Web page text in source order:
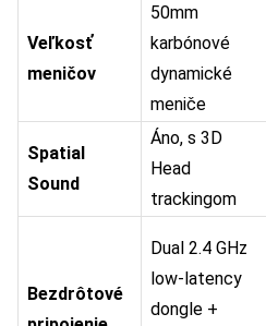
Veľkosť
meničov
50mm
karbónové
dynamické
meniče
Spatial
Sound
Áno, s 3D
Head
trackingom
Bezdrôtové
Dual 2.4 GHz
low-latency
dongle +